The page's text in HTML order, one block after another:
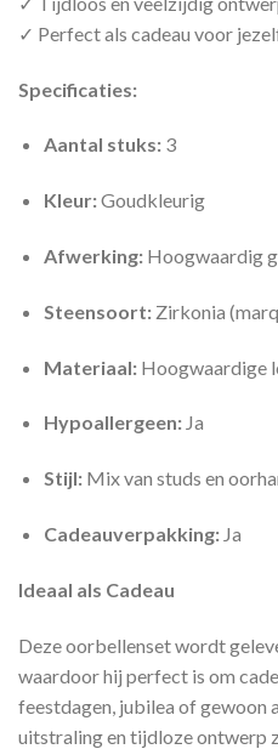
✓ Perfect als cadeau voor
Specificaties:
Aantal stuks:3
Kleur:Goudkleurig
Afwerking:Hoogwaardig
Steensoort:Zirkonia
Materiaal:Hoogwaardige
Hypoallergeen:Ja
Stijl:Mix van studs en
Cadeauverpakking:Ja
Ideaal als Cadeau
Deze oorbellenset wordt
waardoor hij perfect is om
feestdagen, jubilea of gewoon
uitstraling en tijdloze ontwerp